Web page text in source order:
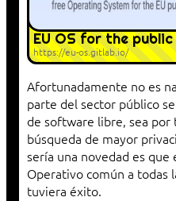
EU OS for the
https://eu-os.gitlab.io/
Afortunadamente no es
parte del sector público
de software libre, sea por
búsqueda de mayor
sería una novedad es
Operativo común a todas
tuviera éxito.